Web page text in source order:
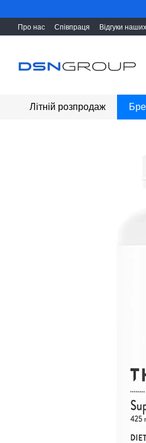
Про нас Співпраця Відгуки наших
Літній розпродаж